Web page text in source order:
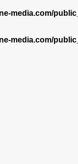
media.com/
media.com/